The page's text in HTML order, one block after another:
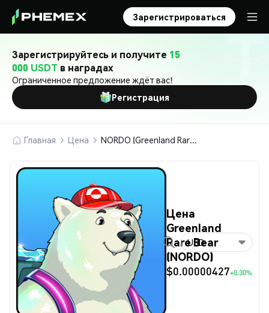
Зарегистрироваться
Зарегистрируйтесь и получите 15
000 USDT в наградах
Ограниченное предложение ждёт вас!
Регистрация
Главная Цена NORDO (Greenland Rare Bear)
Цена
Greenland
Rare Bear
(NORDO)
$0.00000427+0.30%
USD